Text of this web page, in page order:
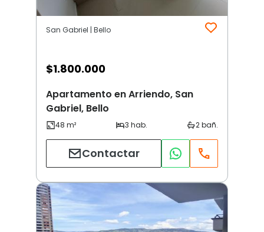
San Gabriel | Bello
$1.800.000
Apartamento en Arriendo, San
Gabriel, Bello
Contactar